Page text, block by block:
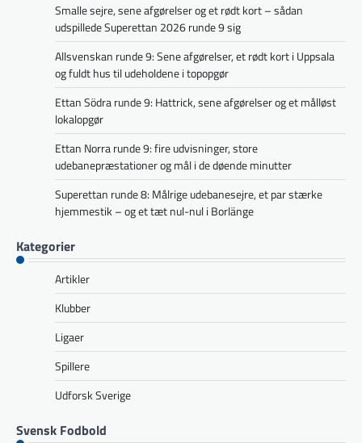
Smalle sejre, sene afgørelser og et rødt kort – sådan
udspillede Superettan 2026 runde 9 sig
Allsvenskan runde 9: Sene afgørelser, et rødt kort i Uppsala
og fuldt hus til udeholdene i topopgør
Ettan Södra runde 9: Hattrick, sene afgørelser og et målløst
lokalopgør
Ettan Norra runde 9: fire udvisninger, store
udebanepræstationer og mål i de døende minutter
Superettan runde 8: Målrige udebanesejre, et par stærke
hjemmestik – og et tæt nul-nul i Borlänge
Kategorier
Artikler
Klubber
Ligaer
Spillere
Udforsk Sverige
Svensk Fodbold